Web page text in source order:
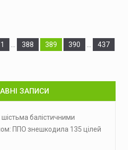
Сторінка
1 Сторінка
388 Сторінка
389 Сторінка
390 Сторінка
437
ЗАПИСИ
балістичними
ППО знешкодила 135 цілей